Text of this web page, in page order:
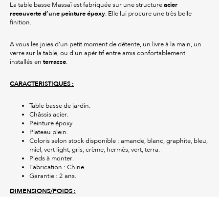
La table basse Massaï est fabriquée sur une structure acier
recouverte d’une peinture époxy. Elle lui procure une très belle
finition.
A vous les joies d’un petit moment de détente, un livre à la main, un
verre sur la table, ou d’un apéritif entre amis confortablement
installés en terrasse.
CARACTERISTIQUES :
Table basse de jardin.
Châssis acier.
Peinture époxy
Plateau plein.
Coloris selon stock disponible : amande, blanc, graphite, bleu,
miel, vert light, gris, crème, hermès, vert, terra.
Pieds à monter.
Fabrication : Chine.
Garantie : 2 ans.
DIMENSIONS/POIDS :